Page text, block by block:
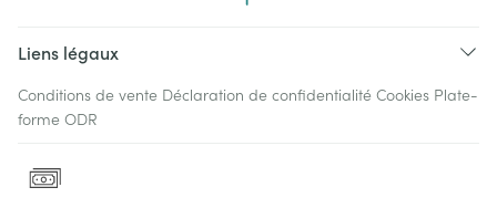
Liens légaux
Conditions de vente Déclaration de confidentialité Cookies Plate-
forme ODR